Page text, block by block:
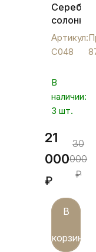
солонка
-
С048
Артикул:
С048
В
наличии:
3 шт.
21
000
₽
30
000
₽
В
корзину